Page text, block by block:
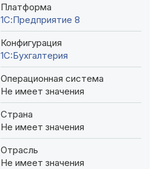
Платформа
1С:Предприятие 8
Конфигурация
1C:Бухгалтерия
Операционная система
Не имеет значения
Страна
Не имеет значения
Отрасль
Не имеет значения